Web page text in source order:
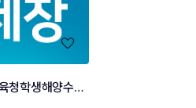
전북특별자치도교육청학생해양수련원 개인결제창